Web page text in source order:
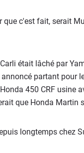
que c'est fait, serait
était lâché par
partant pour
450 CRF usine
que Honda Martin
longtemps chez